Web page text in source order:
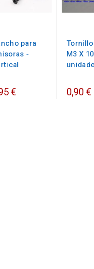
para
-
€
M3 X
0,90 €